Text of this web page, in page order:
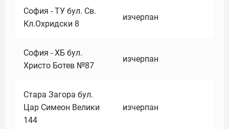
София - ТУ бул. Св.
Кл.Охридски 8
изчерпан
София - ХБ бул.
Христо Ботев №87
изчерпан
Стара Загора бул.
Цар Симеон Велики
144
изчерпан